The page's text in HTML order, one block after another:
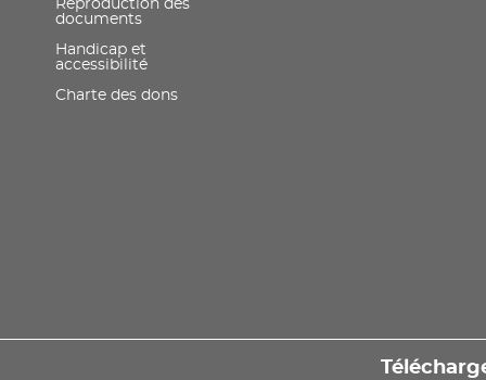
Reproduction des
documents
Handicap et
accessibilité
Charte des dons